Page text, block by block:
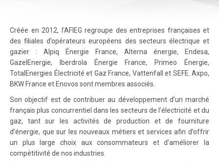
Créée en 2012, l’AFIEG regroupe des entreprises françaises et
des filiales d’opérateurs européens des secteurs électrique et
gazier : Alpiq Énergie France, Alterna énergie, Endesa,
GazelEnergie, Iberdrola Énergie France, Primeo Énergie,
TotalEnergies Électricité et Gaz France, Vattenfall et SEFE. Axpo,
BKW France et Enovos sont membres associés.
Son objectif est de contribuer au développement d’un marché
français plus concurrentiel dans les secteurs de l’électricité et du
gaz, tant sur les activités de production et de fourniture
d’énergie, que sur les nouveaux métiers et services afin d’offrir
un plus large choix aux consommateurs et d’améliorer la
compétitivité de nos industries.